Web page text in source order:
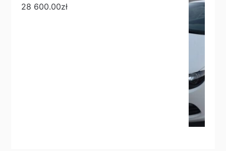
28 600.00zł